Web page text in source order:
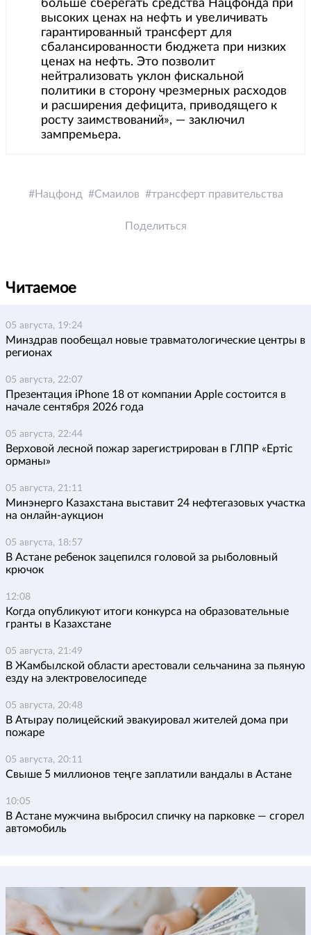
больше сберегать средства Нацфонда при
высоких ценах на нефть и увеличивать
гарантированный трансферт для
сбалансированности бюджета при низких
ценах на нефть. Это позволит
нейтрализовать уклон фискальной
политики в сторону чрезмерных расходов
и расширения дефицита, приводящего к
росту заимствований», — заключил
зампремьера.
Нацфонд Смаилов трансферт правительства
Поделиться
Читаемое
05 августа, 19:24
Минздрав пообещал новые травматологические центры в
регионах
05 августа, 22:07
Презентация iPhone 18 от компании Apple состоится в
начале сентября 2026 года
05 августа, 22:44
Верховой лесной пожар зарегистрирован в ГЛПР «Ертіс
орманы»
05 августа, 21:11
Минэнерго Казахстана выставит 24 нефтегазовых участка
на онлайн-аукцион
05 августа, 18:57
В Астане ребенок зацепился головой за рыболовный
крючок
12:08
Когда опубликуют итоги конкурса на образовательные
гранты в Казахстане
05 августа, 21:49
В Жамбылской области арестовали сельчанина за пьяную
езду на электровелосипеде
05 августа, 20:48
В Атырау полицейский эвакуировал жителей дома при
пожаре
05 августа, 20:11
Свыше 5 миллионов теңге заплатили вандалы в Астане
10:05
В Астане мужчина выбросил спичку на парковке — сгорел
автомобиль